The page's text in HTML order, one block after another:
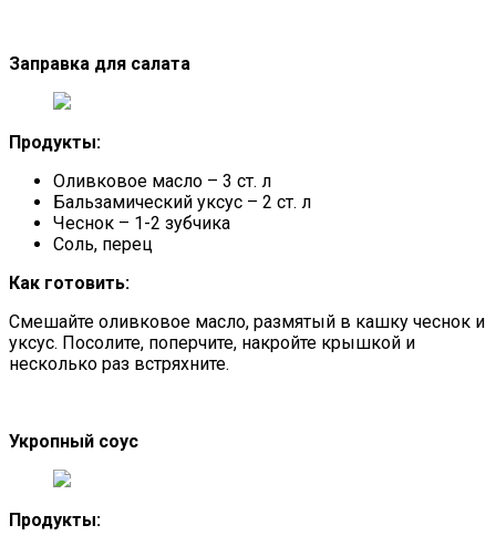
Заправка для салата
Продукты:
Оливковое масло – 3 ст. л
Бальзамический уксус – 2 ст. л
Чеснок – 1-2 зубчика
Соль, перец
Как готовить:
Смешайте оливковое масло, размятый в кашку чеснок и
уксус. Посолите, поперчите, накройте крышкой и
несколько раз встряхните.
Укропный соус
Продукты: